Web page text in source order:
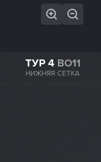
ТУР 4 BO11
НИЖНЯЯ СЕТКА